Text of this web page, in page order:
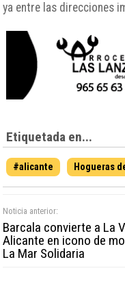
ya entre las direcciones
Etiquetada en...
#alicante Hogueras
Noticia anterior:
Barcala convierte a La
Alicante en icono de
La Mar Solidaria